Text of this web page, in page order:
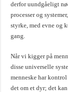
derfor uundgåeligt
processer og
styrke, med evne og
gang.
Når vi kigger på
disse universelle
menneske har
det om et dyr; det